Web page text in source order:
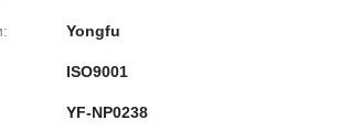
Yongfu
ISO9001
YF-NP0238